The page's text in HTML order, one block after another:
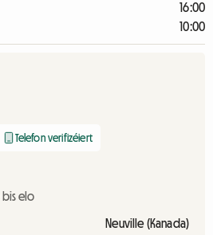
16:00
10:00
Telefon verifizéiert
bis elo
Neuville (Kanada)